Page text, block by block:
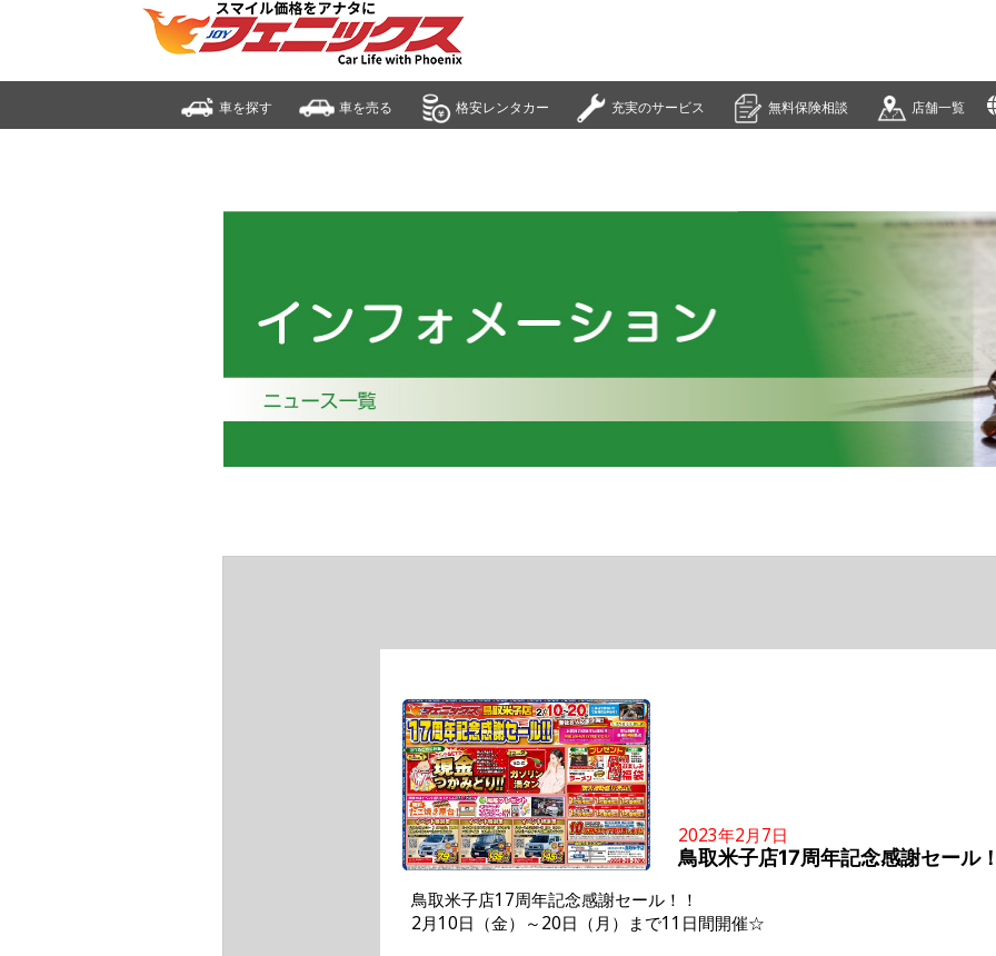
車を探す 車を売る 格安レンタカー 充実のサービス 無料保険相談 店舗一覧
2023年2月7日
鳥取米子店17周年記念感謝セール
鳥取米子店17周年記念感謝セール！！
2月10日（金）～20日（月）まで11日間開催☆